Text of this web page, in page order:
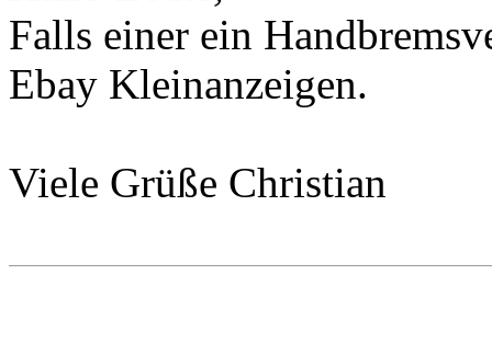
Falls einer ein
Ebay Kleinanzeigen.
Viele Grüße Christian